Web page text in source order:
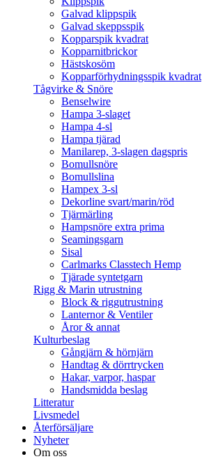
Galvad klippspik
Galvad skeppsspik
Kopparspik kvadrat
Kopparnitbrickor
Hästskosöm
Kopparförhydningsspik kvadrat
Tågvirke & Snöre
Benselwire
Hampa 3-slaget
Hampa 4-sl
Hampa tjärad
Manilarep, 3-slagen dagspris
Bomullsnöre
Bomullslina
Hampex 3-sl
Dekorline svart/marin/röd
Tjärmärling
Hampsnöre extra prima
Seamingsgarn
Sisal
Carlmarks Classtech Hemp
Tjärade syntetgarn
Rigg & Marin utrustning
Block & riggutrustning
Lanternor & Ventiler
Åror & annat
Kulturbeslag
Gångjärn & hörnjärn
Handtag & dörrtrycken
Hakar, varpor, haspar
Handsmidda beslag
Litteratur
Livsmedel
Återförsäljare
Nyheter
Om oss